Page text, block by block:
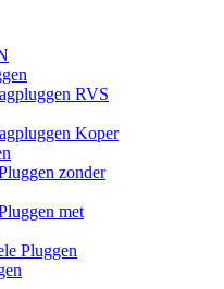
RVS
Koper
zonder
met
Pluggen